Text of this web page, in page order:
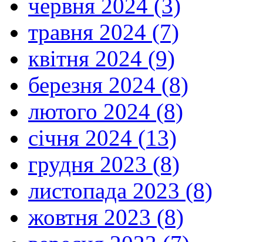
червня 2024 (3)
травня 2024 (7)
квітня 2024 (9)
березня 2024 (8)
лютого 2024 (8)
січня 2024 (13)
грудня 2023 (8)
листопада 2023 (8)
жовтня 2023 (8)